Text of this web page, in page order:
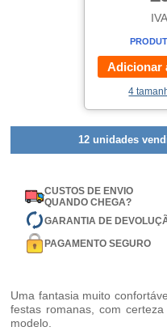
Adicionar
4
12 unidades
CUSTOS DE ENVIO
QUANDO CHEGA?
GARANTIA DE
PAGAMENTO SEGURO
Uma fantasia muito
festas romanas, com
modelo.